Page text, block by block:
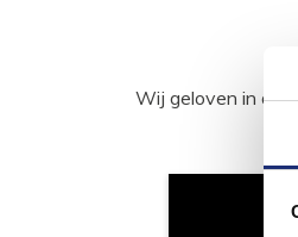
Wij geloven in de